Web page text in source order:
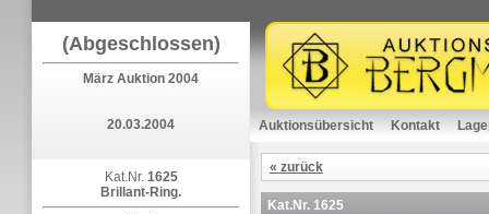
(Abgeschlossen)
März Auktion 2004
20.03.2004
Kat.Nr. 1625
Brillant-Ring.
Auktionsübersicht Kontakt
« zurück
Kat.Nr. 1625